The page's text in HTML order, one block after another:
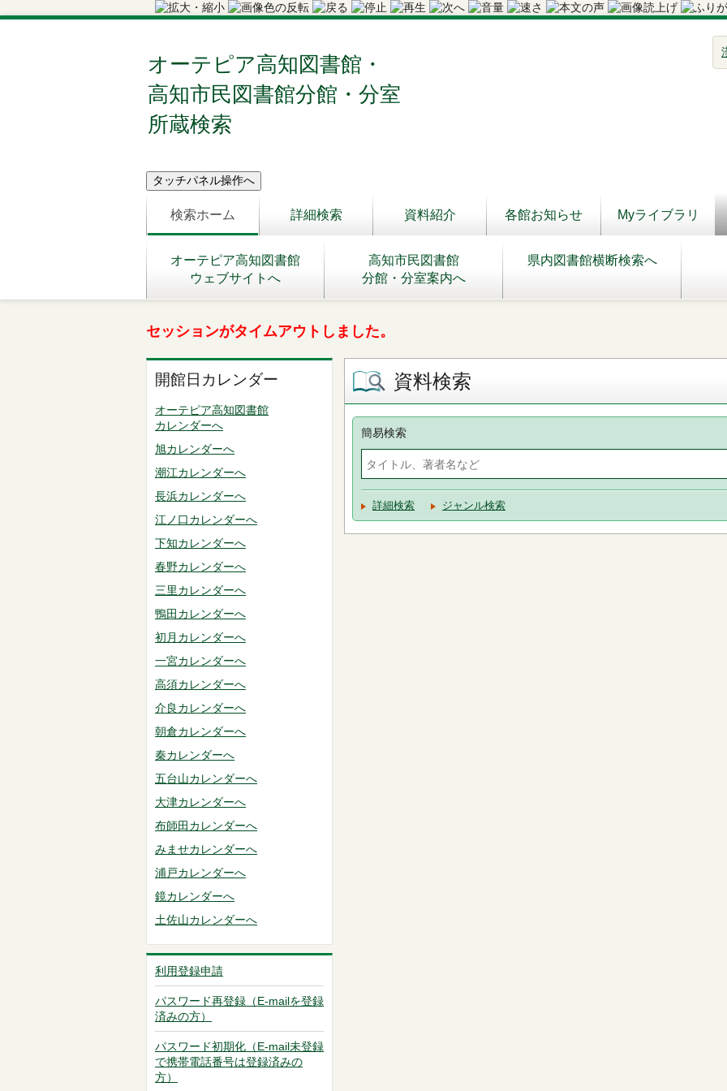
オーテピア高知図書館・
高知市民図書館分館・分室
所蔵検索
検索ホーム 詳細検索 資料紹介 各館お知らせ Myライブラリ
オーテピア高知図書館
ウェブサイトへ
高知市民図書館
分館・分室案内へ
県内図書館横断検索へ
セッションがタイムアウトしました。
開館日カレンダー
オーテピア高知図書館
カレンダーへ
旭カレンダーへ
潮江カレンダーへ
長浜カレンダーへ
江ノ口カレンダーへ
下知カレンダーへ
春野カレンダーへ
三里カレンダーへ
鴨田カレンダーへ
初月カレンダーへ
一宮カレンダーへ
高須カレンダーへ
介良カレンダーへ
朝倉カレンダーへ
秦カレンダーへ
五台山カレンダーへ
大津カレンダーへ
布師田カレンダーへ
みませカレンダーへ
浦戸カレンダーへ
鏡カレンダーへ
土佐山カレンダーへ
利用登録申請
パスワード再登録（E-mailを登録
済みの方）
パスワード初期化（E-mail未登録
で携帯電話番号は登録済みの
方）
資料検索
簡易検索
詳細検索 ジャンル検索